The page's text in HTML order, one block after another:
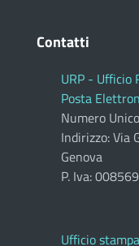
Contatti
URP - Ufficio
Posta
Numero
Indirizzo: Via
Genova
P. Iva:
Ufficio